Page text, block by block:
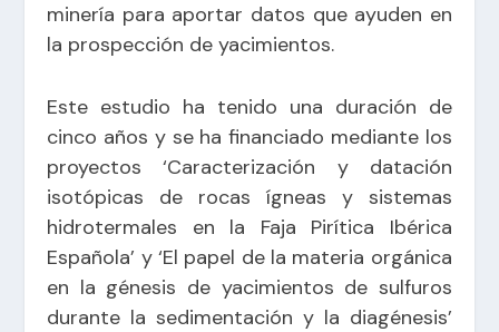
minería para aportar datos que ayuden en
la prospección de yacimientos.
Este estudio ha tenido una duración de
cinco años y se ha financiado mediante los
proyectos ‘Caracterización y datación
isotópicas de rocas ígneas y sistemas
hidrotermales en la Faja Pirítica Ibérica
Española’ y ‘El papel de la materia orgánica
en la génesis de yacimientos de sulfuros
durante la sedimentación y la diagénesis’